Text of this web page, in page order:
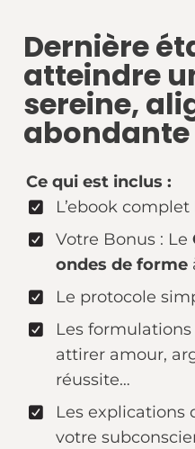
Dernière
atteindre
sereine,
abondante
Ce qui est inclus :
L’ebook complet
Votre Bonus : Le
ondes de forme
Le protocole
Les
attirer amour,
réussite…
Les explications
votre